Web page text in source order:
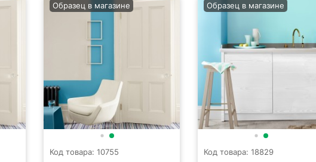
Код товара: 10755
Образец в магазине
Код товара: 18829
Образец в магазине